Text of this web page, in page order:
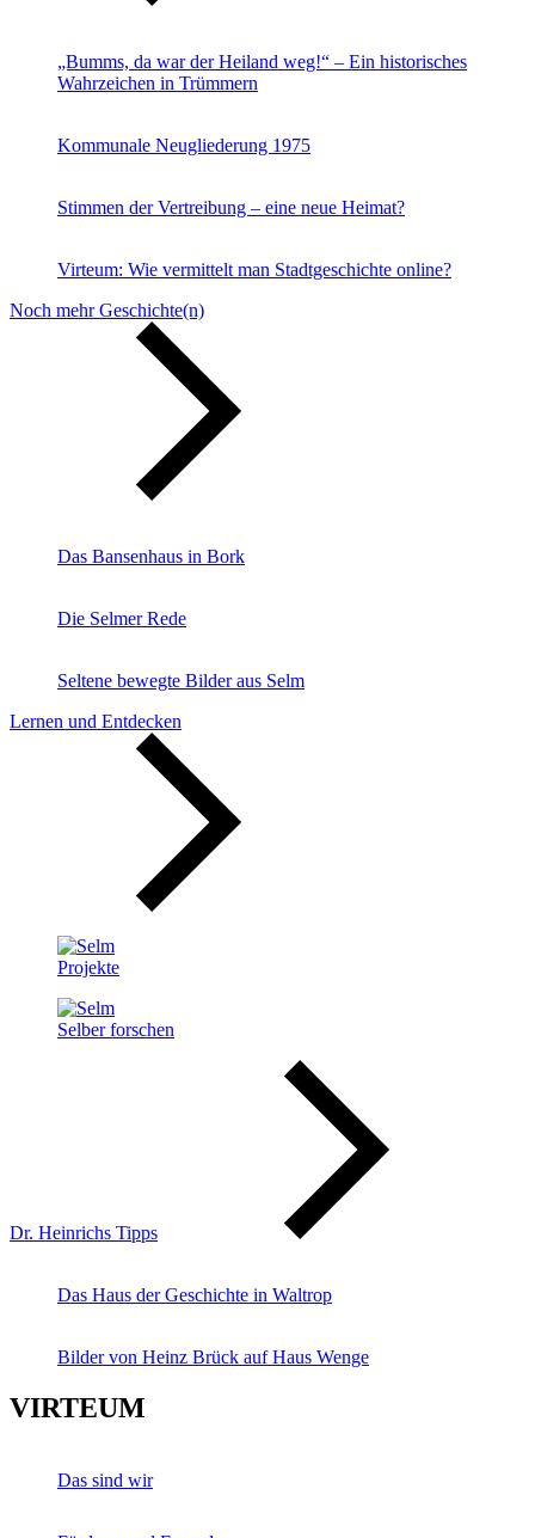
„Bumms, da war der Heiland weg!“ – Ein historisches
Wahrzeichen in Trümmern
Kommunale Neugliederung 1975
Stimmen der Vertreibung – eine neue Heimat?
Virteum: Wie vermittelt man Stadtgeschichte online?
Noch mehr Geschichte(n)
Das Bansenhaus in Bork
Die Selmer Rede
Seltene bewegte Bilder aus Selm
Lernen und Entdecken
Projekte
Selber forschen
Dr. Heinrichs Tipps
Das Haus der Geschichte in Waltrop
Bilder von Heinz Brück auf Haus Wenge
VIRTEUM
Das sind wir